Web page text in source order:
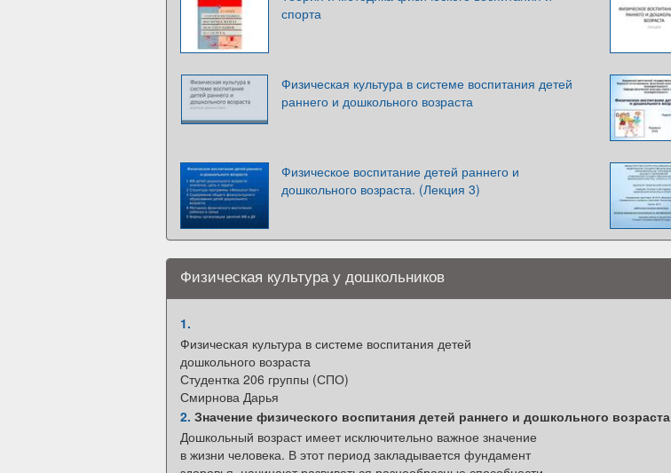
спорта
Физическая культура в системе воспитания детей
раннего и дошкольного возраста
Физическое воспитание детей раннего и
дошкольного возраста. (Лекция 3)
Физическая культура у дошкольников
1.
Физическая культура в системе воспитания детей
дошкольного возраста
Студентка 206 группы (СПО)
Смирнова Дарья
2. Значение физического воспитания детей раннего и дошкольного возраста
Дошкольный возраст имеет исключительно важное значение
в жизни человека. В этот период закладывается фундамент